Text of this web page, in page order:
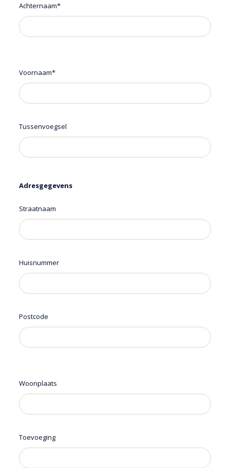
Achternaam*
Voornaam*
Tussenvoegsel
Adresgegevens
Straatnaam
Huisnummer
Postcode
Woonplaats
Toevoeging